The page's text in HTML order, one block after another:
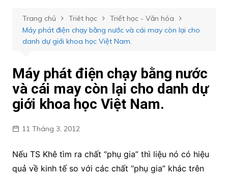
Trang chủ Triêt học
Triết học - Văn hóa
Máy phát điện chạy bằng nước và cái may còn lại cho
danh dự giới khoa học Việt Nam.
Máy phát điện chạy bằng nước
và cái may còn lại cho danh dự
giới khoa học Việt Nam.
11 Tháng 3, 2012
Nếu TS Khê tìm ra chất “phụ gia” thì liệu nó có hiệu
quả về kinh tế so với các chất “phụ gia” khác trên